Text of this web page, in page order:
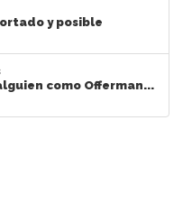
y posible
como Offerman...